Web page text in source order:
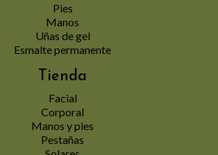
Pies
Manos
Uñas de gel
Esmalte permanente
Tienda
Facial
Corporal
Manos y pies
Pestañas